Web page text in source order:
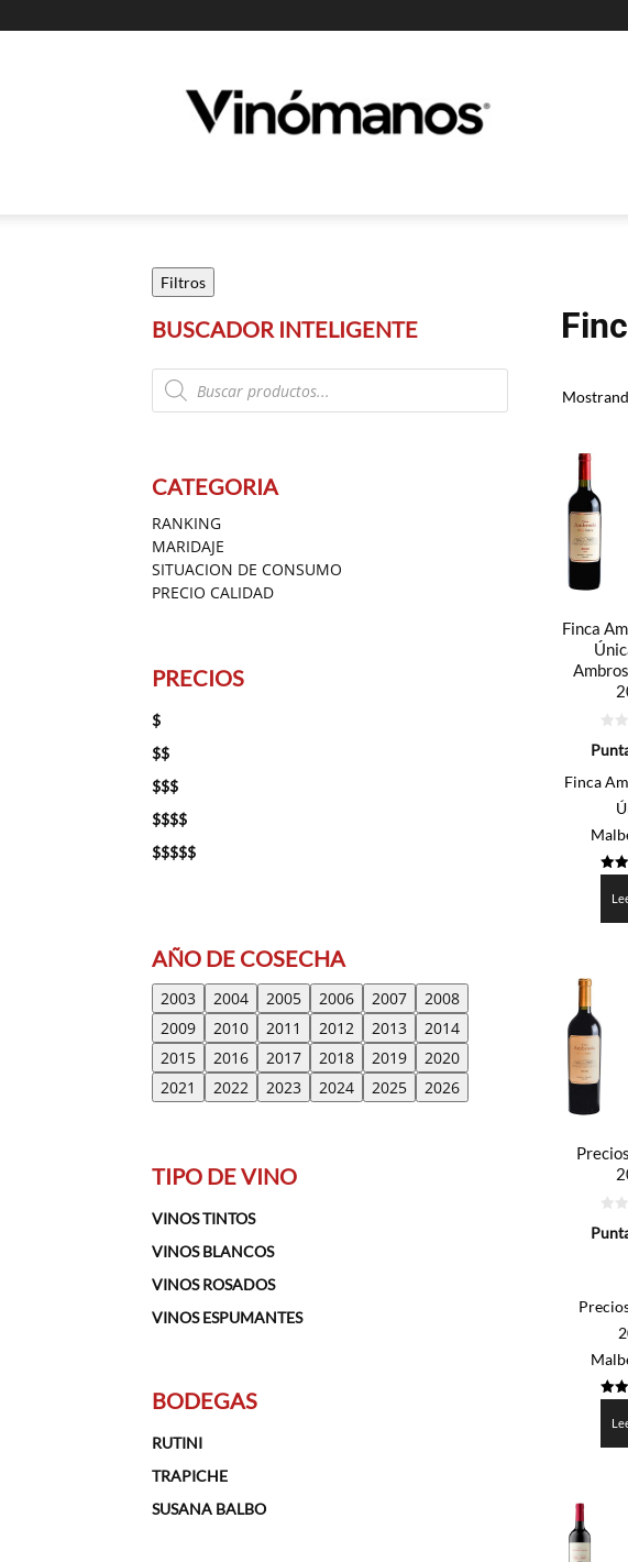
Vinomanos
Filtros
BUSCADOR INTELIGENTE
Products
search
CATEGORIA
RANKING
MARIDAJE
SITUACION DE CONSUMO
PRECIO CALIDAD
PRECIOS
$
$$
$$$
$$$$
$$$$$
AÑO DE COSECHA
2003 2004 2005 2006 2007
2008
2009
2010 2011 2012 2013
2014
2015
2016 2017 2018 2019
2020
2021
2022 2023 2024 2025 2026
TIPO DE VINO
VINOS TINTOS
VINOS BLANCOS
VINOS ROSADOS
VINOS ESPUMANTES
BODEGAS
RUTINI
TRAPICHE
SUSANA BALBO
Finca
de
Finca
de
de
de